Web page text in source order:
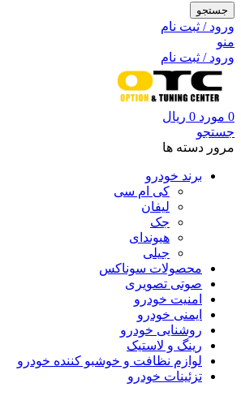
جستجو
ورود / ثبت نام
منو
ورود / ثبت نام
0 مورد 0 ریال
جستجو
مرور دسته ها
برند خودرو
کی ام سی
لیفان
جک
هیوندای
جیلی
محصولات سوناکس
صوتی تصویری
امنیت خودرو
ایمنی خودرو
روشنایی خودرو
رینگ و لاستیک
لوازم نظافت و خوشبو کننده خودرو
تزئینات خودرو